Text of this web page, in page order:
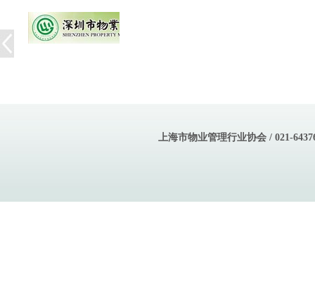
上海市物业管理行业协会 / 021-